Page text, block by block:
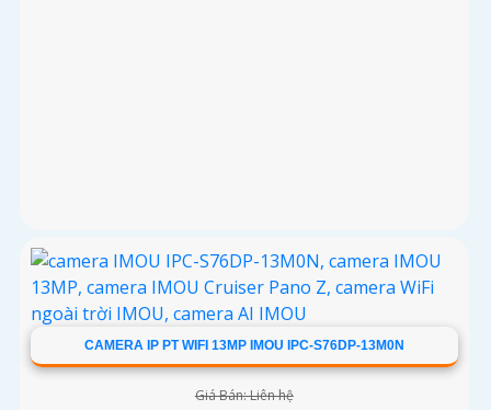
CAMERA IP PT WIFI 13MP IMOU IPC-S76DP-13M0N
Giá Bán: Liên hệ